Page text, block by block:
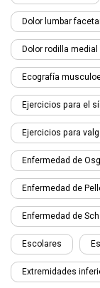
Dolor lumbar
Dolor rodilla medial
Ecografía
Ejercicios para el
Ejercicios para
Enfermedad de
Enfermedad de
Enfermedad de
Escolares
Extremidades